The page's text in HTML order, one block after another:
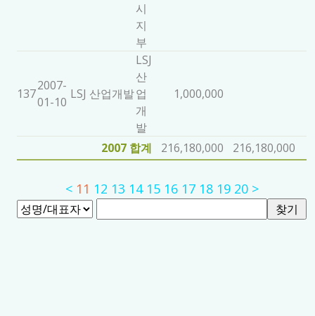
시
지
부
137
2007-
01-10
LSJ 산업개발
LSJ
산
업
개
발
1,000,000
2007 합계 216,180,000 216,180,000
< 11 12 13 14 15 16 17 18 19 20 >